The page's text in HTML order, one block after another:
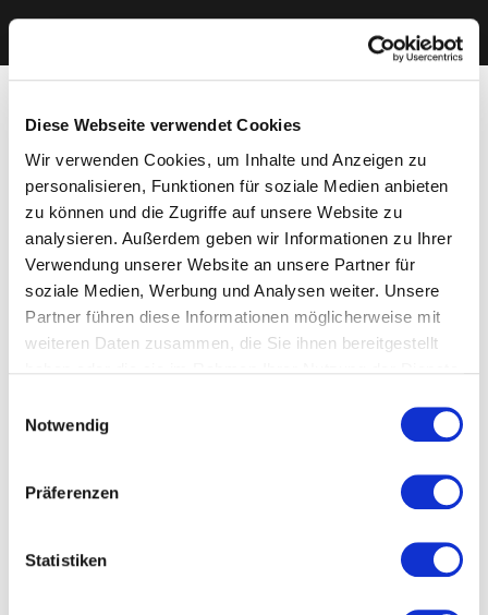
Diese Webseite verwendet Cookies
Wir verwenden Cookies, um Inhalte und Anzeigen zu
personalisieren, Funktionen für soziale Medien anbieten
zu können und die Zugriffe auf unsere Website zu
analysieren. Außerdem geben wir Informationen zu Ihrer
Verwendung unserer Website an unsere Partner für
soziale Medien, Werbung und Analysen weiter. Unsere
Partner führen diese Informationen möglicherweise mit
weiteren Daten zusammen, die Sie ihnen bereitgestellt
Cookies, wenn Sie unsere Webseite weiterhin nutzen.
Notwendig
Präferenzen
Statistiken